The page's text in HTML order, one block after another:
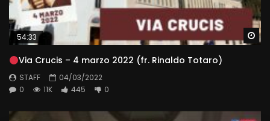
54:33
Via Crucis – 4 marzo 2022 (fr. Rinaldo Totaro)
STAFF
04/03/2022
0
11K 445 0